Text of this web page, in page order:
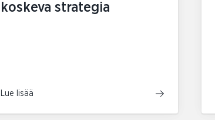
koskeva strategia
Lue lisää